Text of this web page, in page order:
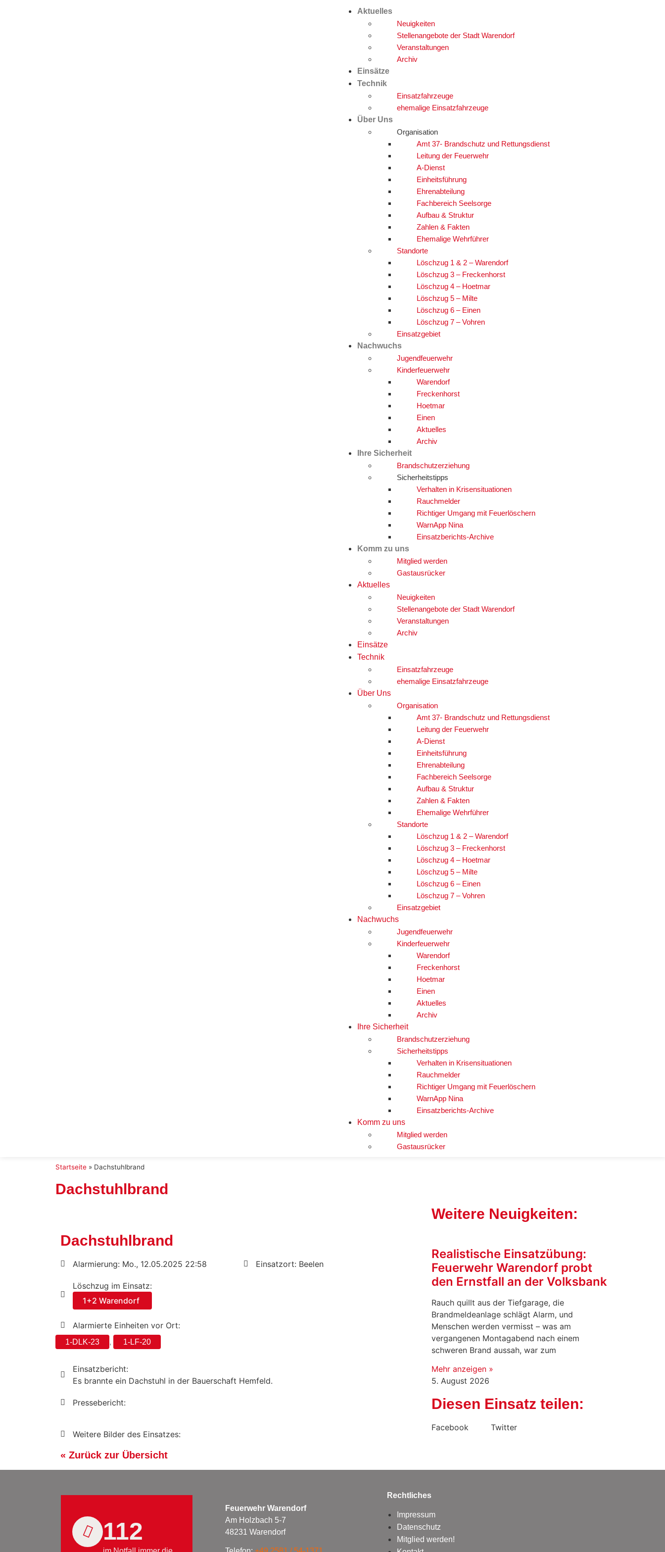
Aktuelles
Neuigkeiten
Stellenangebote der Stadt Warendorf
Veranstaltungen
Archiv
Einsätze
Technik
Einsatzfahrzeuge
ehemalige Einsatzfahrzeuge
Über Uns
Organisation
Amt 37- Brandschutz und Rettungsdienst
Leitung der Feuerwehr
A-Dienst
Einheitsführung
Ehrenabteilung
Fachbereich Seelsorge
Aufbau & Struktur
Zahlen & Fakten
Ehemalige Wehrführer
Standorte
Löschzug 1 & 2 – Warendorf
Löschzug 3 – Freckenhorst
Löschzug 4 – Hoetmar
Löschzug 5 – Milte
Löschzug 6 – Einen
Löschzug 7 – Vohren
Einsatzgebiet
Nachwuchs
Jugendfeuerwehr
Kinderfeuerwehr
Warendorf
Freckenhorst
Hoetmar
Einen
Aktuelles
Archiv
Ihre Sicherheit
Brandschutzerziehung
Sicherheitstipps
Verhalten in Krisensituationen
Rauchmelder
Richtiger Umgang mit Feuerlöschern
WarnApp Nina
Einsatzberichts-Archive
Komm zu uns
Mitglied werden
Gastausrücker
Aktuelles
Neuigkeiten
Stellenangebote der Stadt Warendorf
Veranstaltungen
Archiv
Einsätze
Technik
Einsatzfahrzeuge
ehemalige Einsatzfahrzeuge
Über Uns
Organisation
Amt 37- Brandschutz und Rettungsdienst
Leitung der Feuerwehr
A-Dienst
Einheitsführung
Ehrenabteilung
Fachbereich Seelsorge
Aufbau & Struktur
Zahlen & Fakten
Ehemalige Wehrführer
Standorte
Löschzug 1 & 2 – Warendorf
Löschzug 3 – Freckenhorst
Löschzug 4 – Hoetmar
Löschzug 5 – Milte
Löschzug 6 – Einen
Löschzug 7 – Vohren
Einsatzgebiet
Nachwuchs
Jugendfeuerwehr
Kinderfeuerwehr
Warendorf
Freckenhorst
Hoetmar
Einen
Aktuelles
Archiv
Ihre Sicherheit
Brandschutzerziehung
Sicherheitstipps
Verhalten in Krisensituationen
Rauchmelder
Richtiger Umgang mit Feuerlöschern
WarnApp Nina
Einsatzberichts-Archive
Komm zu uns
Mitglied werden
Gastausrücker
Startseite » Dachstuhlbrand
Dachstuhlbrand
Dachstuhlbrand
Alarmierung: Mo., 12.05.2025 22:58 Einsatzort: Beelen
Löschzug im Einsatz:
1+2 Warendorf
Alarmierte Einheiten vor Ort:
1-DLK-23 , 1-LF-20
Einsatzbericht:
Es brannte ein Dachstuhl in der Bauerschaft Hemfeld.
Pressebericht:
Weitere Bilder des Einsatzes:
« Zurück zur Übersicht
Weitere Neuigkeiten:
Realistische Einsatzübung:
Feuerwehr Warendorf probt
den Ernstfall an der Volksbank
Rauch quillt aus der Tiefgarage, die
Brandmeldeanlage schlägt Alarm, und
Menschen werden vermisst – was am
vergangenen Montagabend nach einem
schweren Brand aussah, war zum
Mehr anzeigen »
5. August 2026
Diesen Einsatz teilen:
Facebook Twitter
112
Feuerwehr Warendorf
Am Holzbach 5-7
48231 Warendorf
Rechtliches
Impressum
Datenschutz
Mitglied werden!